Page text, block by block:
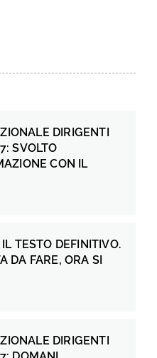
DIRIGENTI
SVOLTO
CON IL
TESTO DEFINITIVO.
DA FARE, ORA SI
DIRIGENTI